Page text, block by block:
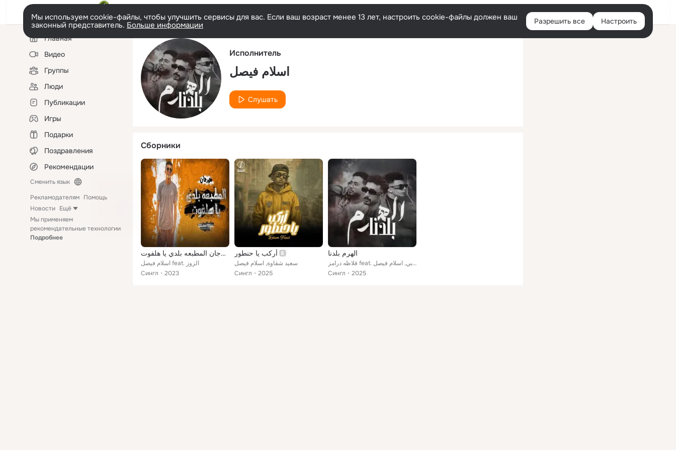
Русский Войти
Мы используем cookie-файлы, чтобы улучшить сервисы для вас. Если ваш возраст менее 13 лет, настроить cookie-файлы должен ваш
законный представитель. Больше информации Разрешить все Настроить
Левая
колонкаГлавная
Видео
Группы
Люди
Публикации
Игры
Подарки
Поздравления
Рекомендации
Сменить язык
Рекламодателям Помощь
Новости Ещё
Мы применяем
рекомендательные технологии
Подробнее
Исполнитель
اسلام فيصل
Слушать
Сборники
مهرجان المطبعه بلدي يا هلفوت
اسلام فيصل feat. الزوز
Сингл
2023
أركب يا حنطور
سعيد شقاوة, اسلام فيصل
Сингл
2025
الهرم بلدنا
قلاظه درامز feat. حربي, اسلام فيصل
Сингл
2025